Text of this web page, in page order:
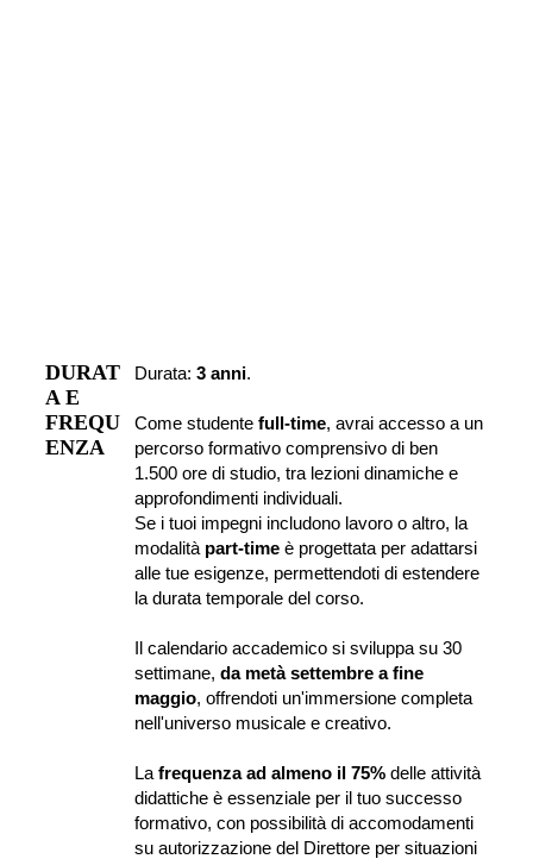
DURAT
A E
FREQU
ENZA
Durata: 3 anni.
Come studente full-time, avrai accesso a un
percorso formativo comprensivo di ben
1.500 ore di studio, tra lezioni dinamiche e
approfondimenti individuali.
Se i tuoi impegni includono lavoro o altro, la
modalità part-time è progettata per adattarsi
alle tue esigenze, permettendoti di estendere
la durata temporale del corso.
Il calendario accademico si sviluppa su 30
settimane, da metà settembre a fine
maggio, offrendoti un'immersione completa
nell'universo musicale e creativo.
La frequenza ad almeno il 75% delle attività
didattiche è essenziale per il tuo successo
formativo, con possibilità di accomodamenti
su autorizzazione del Direttore per situazioni